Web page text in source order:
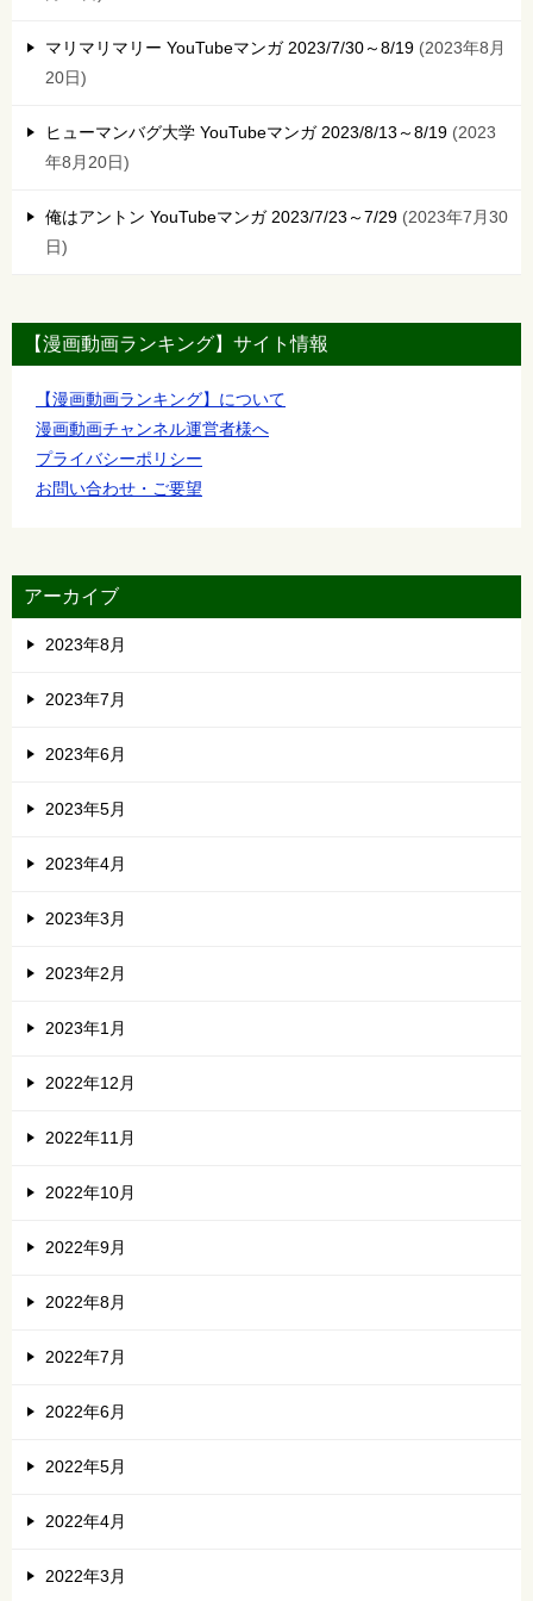
マリマリマリー YouTubeマンガ 2023/7/30～8/19 2023年8月
20日
ヒューマンバグ大学 YouTubeマンガ 2023/8/13～8/19 2023
年8月20日
俺はアントン YouTubeマンガ 2023/7/23～7/29 2023年7月30
日
【漫画動画ランキング】サイト情報
【漫画動画ランキング】について
漫画動画チャンネル運営者様へ
プライバシーポリシー
お問い合わせ・ご要望
アーカイブ
2023年8月
2023年7月
2023年6月
2023年5月
2023年4月
2023年3月
2023年2月
2023年1月
2022年12月
2022年11月
2022年10月
2022年9月
2022年8月
2022年7月
2022年6月
2022年5月
2022年4月
2022年3月